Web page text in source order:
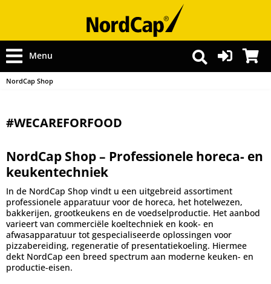
Menu
NordCap Shop
#WECAREFORFOOD
NordCap Shop – Professionele horeca- en
keukentechniek
In de NordCap Shop vindt u een uitgebreid assortiment
professionele apparatuur voor de horeca, het hotelwezen,
bakkerijen, grootkeukens en de voedselproductie. Het aanbod
varieert van commerciële koeltechniek en kook- en
afwasapparatuur tot gespecialiseerde oplossingen voor
pizzabereiding, regeneratie of presentatiekoeling. Hiermee
dekt NordCap een breed spectrum aan moderne keuken- en
productie-eisen.